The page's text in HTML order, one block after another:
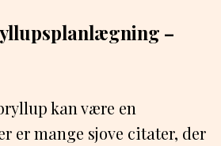
–
kan være en
er mange sjove citater, der